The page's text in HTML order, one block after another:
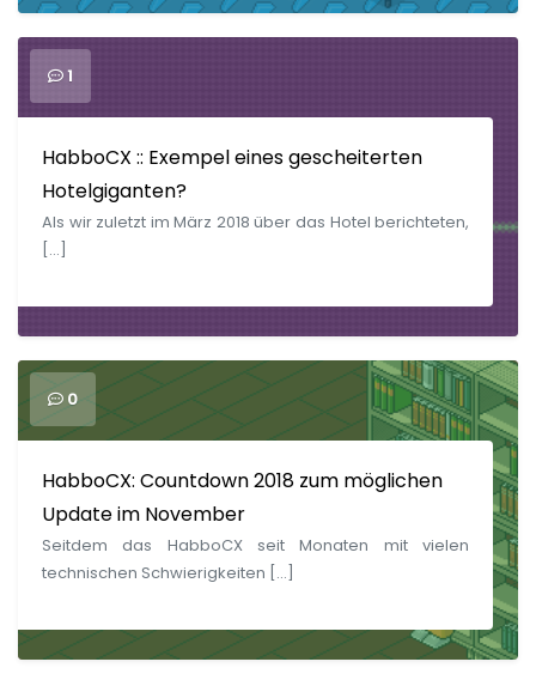
1
HabboCX :: Exempel eines gescheiterten
Hotelgiganten?
Als wir zuletzt im März 2018 über das Hotel berichteten,
[…]
0
HabboCX: Countdown 2018 zum möglichen
Update im November
Seitdem das HabboCX seit Monaten mit vielen
technischen Schwierigkeiten […]